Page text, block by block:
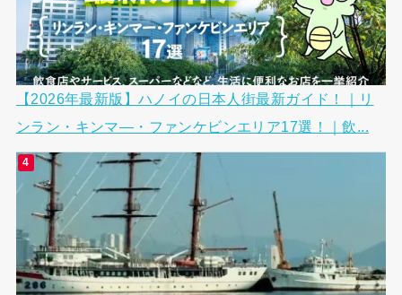
【2026年最新版】ハノイの日本人街最新ガイド！｜リ
ンラン・キンマ―・ファンケビンエリア17選！｜飲...